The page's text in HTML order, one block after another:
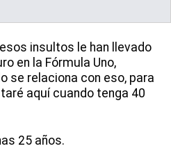
insultos le han llevado
en la Fórmula Uno,
se relaciona con eso, para
aquí cuando tenga 40
25 años.